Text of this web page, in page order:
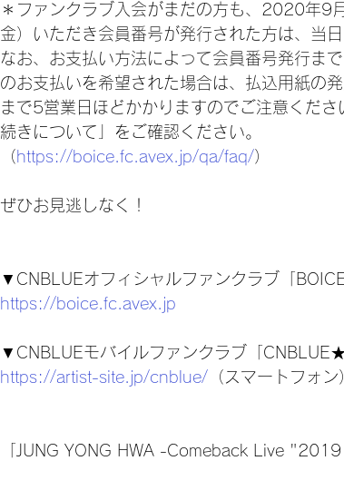
＊ファンクラブ入会がまだの方も、2020年
金）いただき会員番号が発行された方は、当
なお、お支払い方法によって会員番号発行ま
のお支払いを希望された場合は、払込用紙の
まで5営業日ほどかかりますのでご注意くだ
続きについて」をご確認ください。
（ https://boice.fc.avex.jp/qa/faq/）
ぜひお見逃しなく！
▼CNBLUEオフィシャルファンクラブ「
https://boice.fc.avex.jp
▼CNBLUEモバイルファンクラブ「
https://artist-site.jp/cnblue/ （スマートフォン
「JUNG YONG HWA -Comeback Live